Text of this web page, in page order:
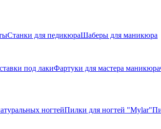
Станки для педикюраШаберы для маникюра
под лакиФартуки для мастера маникюра
ногтейПилки для ногтей "Mylar"